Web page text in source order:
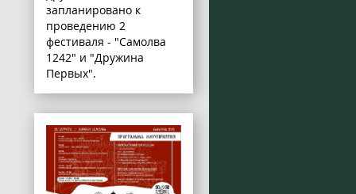
запланировано к
проведению 2
фестиваля - "Самолва
1242" и "Дружина
Первых".